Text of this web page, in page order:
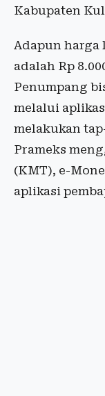
Kabupaten
Adapun harga
adalah Rp
Penumpang
melalui
melakukan
Prameks
(KMT), e-
aplikasi